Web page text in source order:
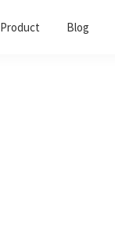
Product Blog